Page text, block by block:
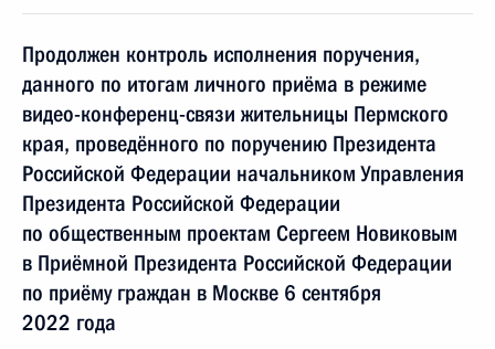
Продолжен контроль исполнения поручения,
данного по итогам личного приёма в режиме
видео-конференц-связи жительницы Пермского
края, проведённого по поручению Президента
Российской Федерации начальником Управления
Президента Российской Федерации
по общественным проектам Сергеем Новиковым
в Приёмной Президента Российской Федерации
по приёму граждан в Москве 6 сентября
2022 года